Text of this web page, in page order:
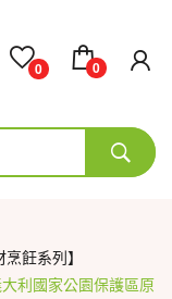
0 0
烹飪系列】
利國家公園保護區原